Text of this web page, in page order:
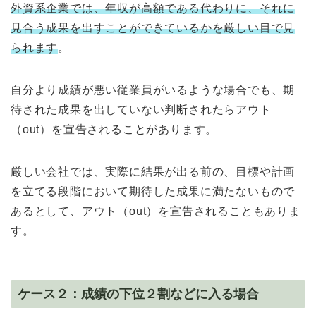
外資系企業では、年収が高額である代わりに、それに
見合う成果を出すことができているかを厳しい目で見
られます。
自分より成績が悪い従業員がいるような場合でも、期
待された成果を出していない判断されたらアウト
（out）を宣告されることがあります。
厳しい会社では、実際に結果が出る前の、目標や計画
を立てる段階において期待した成果に満たないもので
あるとして、アウト（out）を宣告されることもありま
す。
ケース２：成績の下位２割などに入る場合